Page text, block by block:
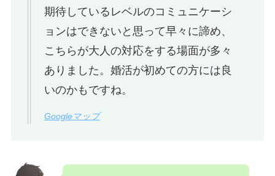
期待しているレベルのコミュニケーシ
ョンはできないと思って早々に諦め、
こちらが大人の対応をする場面が多々
ありました。婚活が初めての方には良
いのかもですね。
Googleマップ